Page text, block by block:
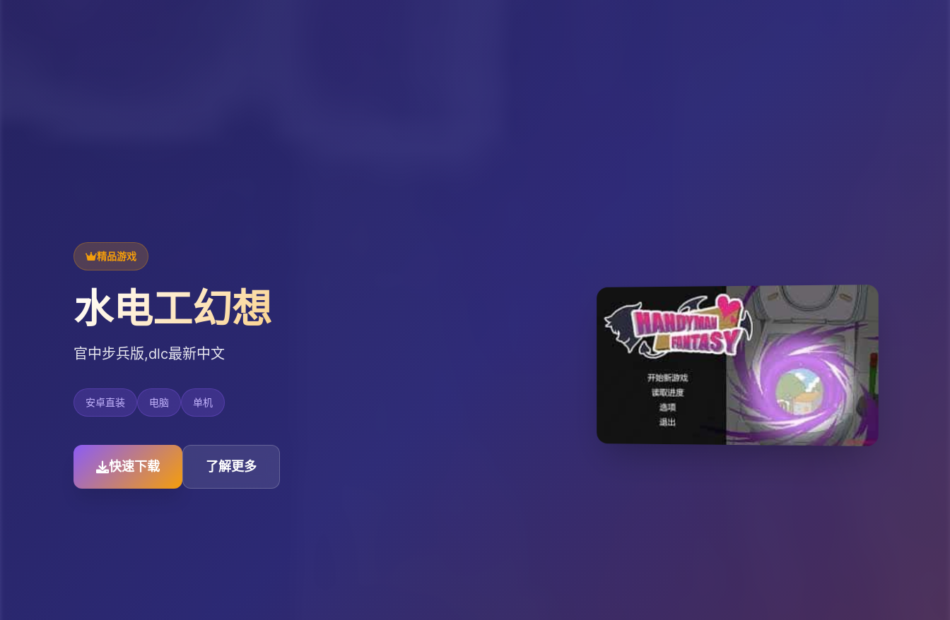
精品游戏
水电工幻想
官中步兵版,dlc最新中文
安卓直装 电脑 单机
快速下载 了解更多